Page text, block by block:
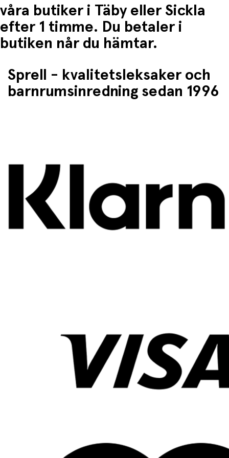
våra butiker i Täby eller Sickla
efter 1 timme. Du betaler i
butiken når du hämtar.
Sprell - kvalitetsleksaker och
barnrumsinredning sedan 1996